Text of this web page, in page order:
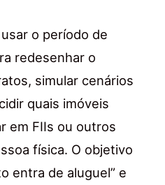
o período de
redesenhar o
simular cenários
quais imóveis
em FIIs ou outros
física. O objetivo
entra de aluguel” e